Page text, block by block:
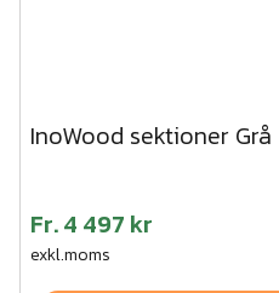
InoWood sektioner Grå
Fr.4 497 kr
exkl.moms